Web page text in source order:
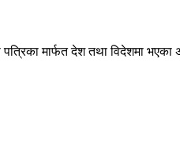
मार्फत देश तथा विदेशमा